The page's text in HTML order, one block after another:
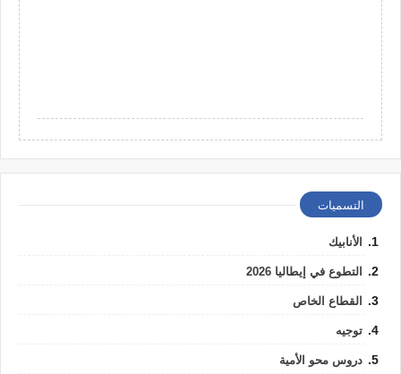
التسميات
الأنابيك
التطوع في إيطاليا 2026
القطاع الخاص
توجيه
دروس محو الأمية